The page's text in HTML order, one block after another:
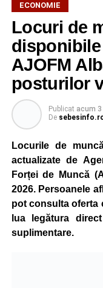
Potrivit unui
gradual, în funcție
Reprezentanții
este monitorizată
capacitate
Compania dă
de producție nu va
Kronospan se
energie electrică
energetic este
realizată cu ajutorul
de cogenerare.
Reprezentanții
colaborarea cu
energetic pentru a
ECONOMIE
Locuri de
disponibile
AJOFM
posturilor
Publicat acum
De
Locurile de
actualizate de
Forței de Muncă
2026. Persoanele
pot consulta oferta
lua legătura
suplimentare.